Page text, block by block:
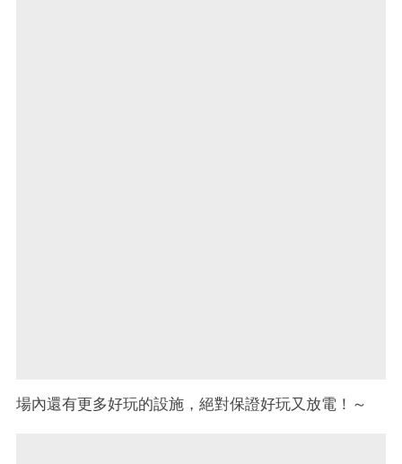
場內還有更多好玩的設施，絕對保證好玩又放電！～